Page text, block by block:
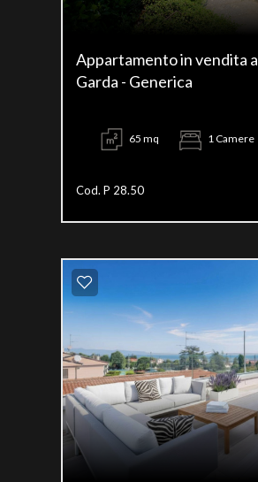
Appartamento in vendita
Garda - Generica
65 mq 1 Camere
Cod. P 28.50